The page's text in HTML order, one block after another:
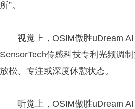
所”。
视觉上，OSIM傲胜uDream
SensorTech传感科技专利光频调
放松、专注或深度休憩状态。
听觉上，OSIM傲胜uDream